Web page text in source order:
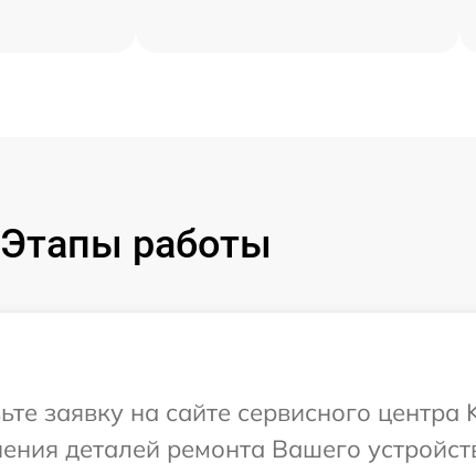
Этапы работы
заявку на сайте сервисного центра
деталей ремонта Вашего